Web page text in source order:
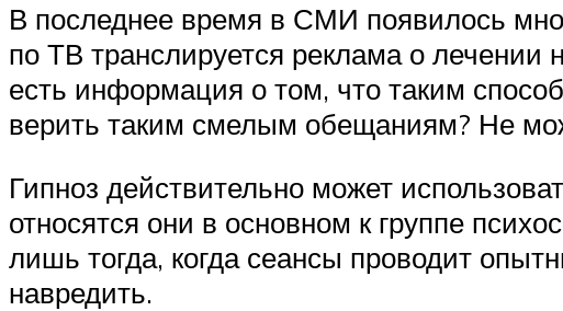
В последнее время в СМИ появилось
по ТВ транслируется реклама о лечении
есть информация о том, что таким
верить таким смелым обещаниям? Не
Гипноз действительно может
относятся они в основном к группе
лишь тогда, когда сеансы проводит
навредить.